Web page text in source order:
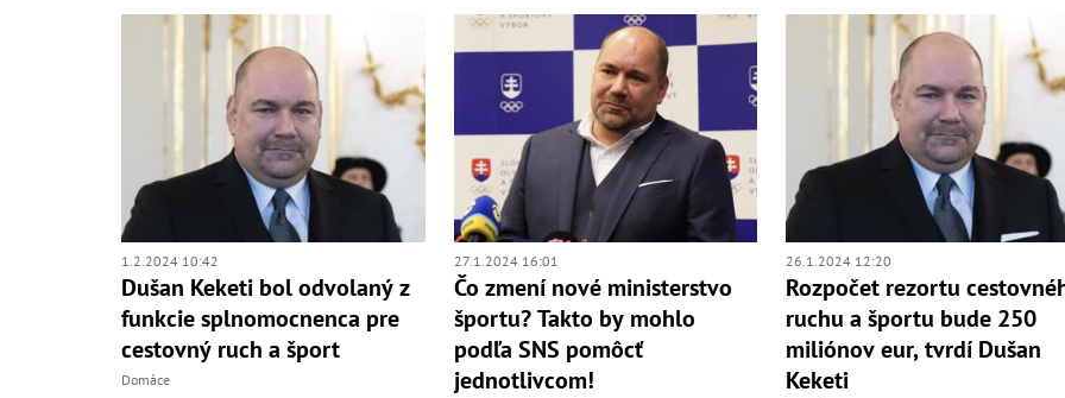
1.2.2024 10:42
Dušan Keketi bol odvolaný z
funkcie splnomocnenca pre
cestovný ruch a šport
Domáce
27.1.2024 16:01
Čo zmení nové ministerstvo
športu? Takto by mohlo
podľa SNS pomôcť
jednotlivcom!
26.1.2024 12:20
Rozpočet rezortu
ruchu a športu bude 250
miliónov eur, tvrdí Dušan
Keketi